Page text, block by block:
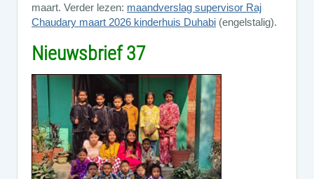
maart. Verder lezen: maandverslag supervisor Raj
Chaudary maart 2026 kinderhuis Duhabi (engelstalig).
Nieuwsbrief 37